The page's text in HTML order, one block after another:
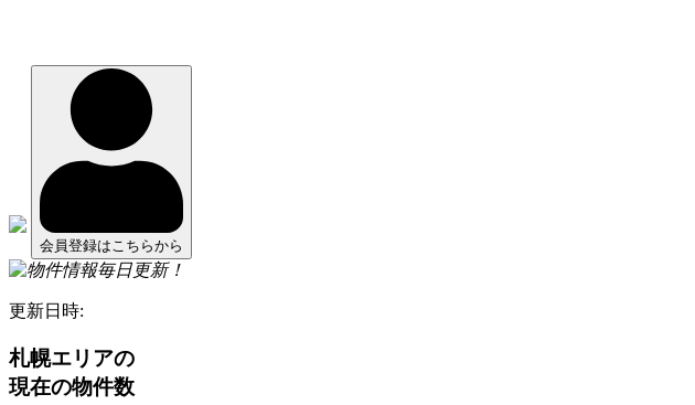
会員登録はこちらから
更新日時:
札幌エリアの
現在の物件数